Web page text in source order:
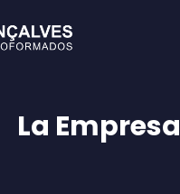
La Empresa